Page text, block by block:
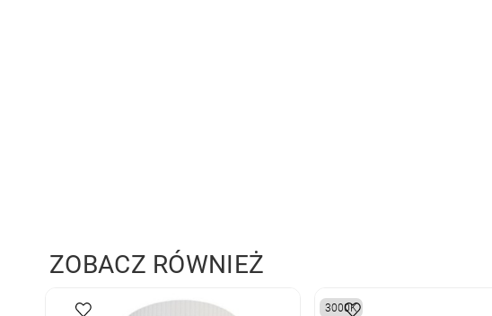
ZOBACZ RÓWNIEŻ
3000K